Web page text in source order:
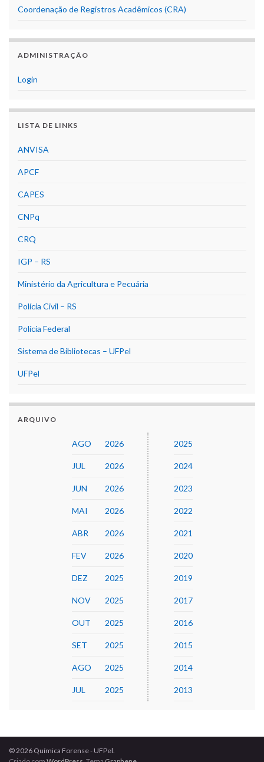
Coordenação de Registros Acadêmicos (CRA)
ADMINISTRAÇÃO
Login
LISTA DE LINKS
ANVISA
APCF
CAPES
CNPq
CRQ
IGP – RS
Ministério da Agricultura e Pecuária
Polícia Civil – RS
Polícia Federal
Sistema de Bibliotecas – UFPel
UFPel
ARQUIVO
AGO 2026
JUL 2026
JUN 2026
MAI 2026
ABR 2026
FEV 2026
DEZ 2025
NOV 2025
OUT 2025
SET 2025
AGO 2025
JUL 2025
2025
2024
2023
2022
2021
2020
2019
2017
2016
2015
2014
2013
© 2026 Química Forense - UFPel.